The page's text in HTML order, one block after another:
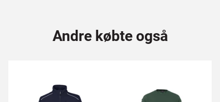
Andre købte også